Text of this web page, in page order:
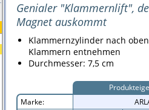
Genialer "Klammernlift",
Magnet auskommt
Klammernzylinder nach
Klammern entnehmen
Durchmesser: 7,5 cm
Marke: